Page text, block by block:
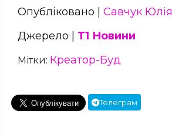
Опубліковано | Савчук Юлія
Джерело | Т1 Новини
Мітки: Креатор-Буд
Телеграм